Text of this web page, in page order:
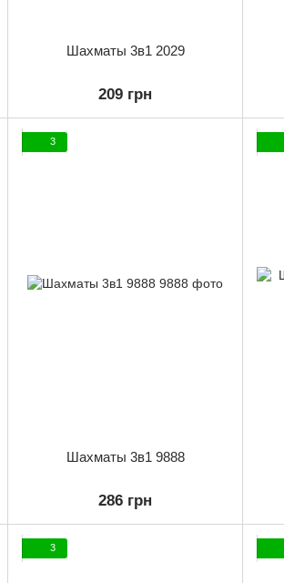
Шахматы 3в1 2029
209 грн
3
Шахматы 3в1 9888
286 грн
3